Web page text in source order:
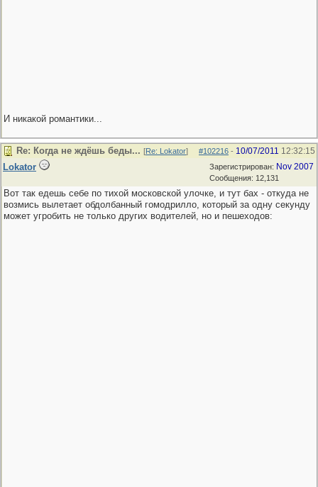
И никакой романтики...
#102216 - 10/07/2011 12:32:15
Re: Когда не ждёшь беды... [Re: Lokator]
Зарегистрирован: Nov 2007
Сообщения: 12,131
Lokator
Вот так едешь себе по тихой московской улочке, и тут бах - откуда не
возмись вылетает обдолбанный гомодрилло, который за одну секунду
может угробить не только других водителей, но и пешеходов: